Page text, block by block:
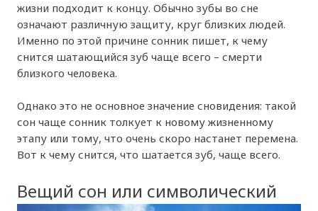
жизни подходит к концу. Обычно зубы во сне
означают различную защиту, круг близких людей.
Именно по этой причине сонник пишет, к чему
снится шатающийся зуб чаще всего – смерти
близкого человека.
Однако это не основное значение сновидения: такой
сон чаще сонник толкует к новому жизненному
этапу или тому, что очень скоро настанет перемена.
Вот к чему снится, что шатается зуб, чаще всего.
Вещий сон или символический